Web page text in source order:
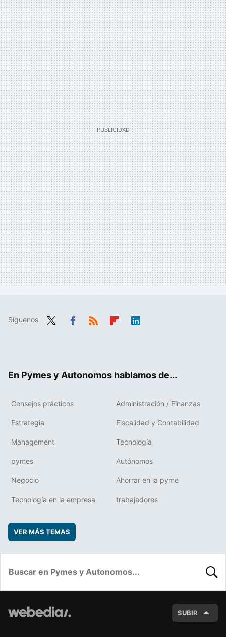
Síguenos
En Pymes y Autonomos hablamos de...
Consejos prácticos Administración / Finanzas
Estrategia Fiscalidad y Contabilidad
Management Tecnología
pymes Autónomos
Negocio Ahorrar en la pyme
Tecnología en la empresa trabajadores
VER MÁS TEMAS
SUBIR